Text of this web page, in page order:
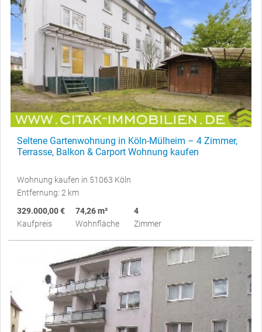
Seltene Gartenwohnung in Köln-Mülheim – 4 Zimmer,
Terrasse, Balkon & Carport Wohnung kaufen
Wohnung kaufen in 51063 Köln
Entfernung: 2 km
329.000,00 €
Kaufpreis
74,26 m²
Wohnfläche
4
Zimmer